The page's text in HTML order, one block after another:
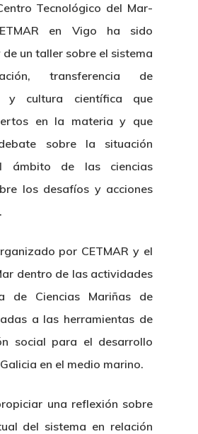
Tecnológico del Mar-
en Vigo ha sido
de un taller sobre el sistema
transferencia de
y cultura científica que
en la materia y que
sobre la situación
ámbito de las ciencias
los desafíos y acciones
por CETMAR y el
dentro de las actividades
de Ciencias Mariñas de
a las herramientas de
social para el desarrollo
en el medio marino.
una reflexión sobre
del sistema en relación